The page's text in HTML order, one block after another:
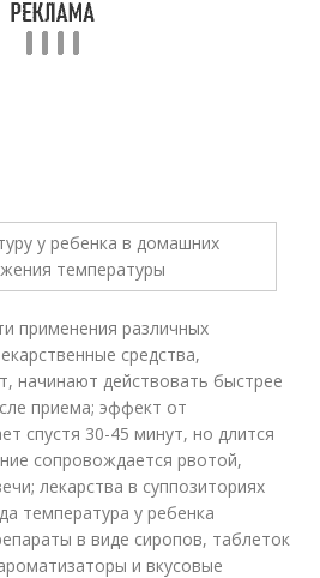
применения различных
средства,
начинают действовать быстрее
приема; эффект от
спустя 30-45 минут, но длится
сопровождается рвотой,
лекарства в суппозиториях
температура у ребенка
в виде сиропов, таблеток
и вкусовые